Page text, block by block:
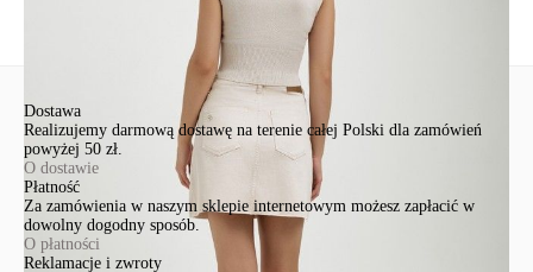
Dostawa
Realizujemy darmową dostawę na terenie całej Polski dla zamówień
powyżej 50 zł.
O dostawie
Płatność
Za zamówienia w naszym sklepie internetowym możesz zapłacić w
dowolny dogodny sposób.
O płatności
Reklamacje i zwroty